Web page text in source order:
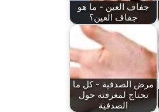
جفاف العين - ما هو
جفاف العين؟
مرض الصدفية - كل ما
تحتاج لمعرفته حول
الصدفية